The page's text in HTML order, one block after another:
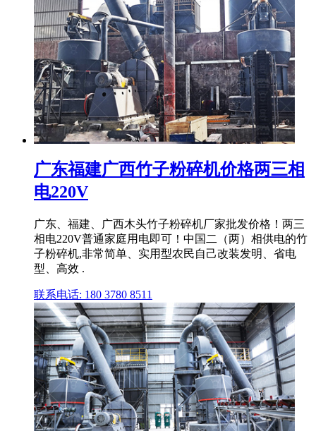
广东福建广西竹子粉碎机价格两三相
电220V
广东、福建、广西木头竹子粉碎机厂家批发价格！两三
相电220V普通家庭用电即可！中国二（两）相供电的竹
子粉碎机,非常简单、实用型农民自己改装发明、省电
型、高效 .
联系电话: 180 3780 8511